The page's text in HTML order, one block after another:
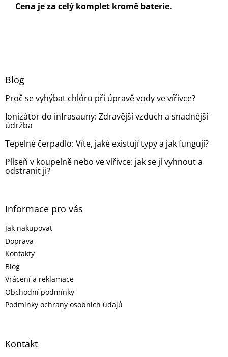
Cena je za celý komplet kromě baterie.
Z
Blog
Proč se vyhýbat chlóru při úpravě vody ve vířivce?
Ionizátor do infrasauny: Zdravější vzduch a snadnější
údržba
Tepelné čerpadlo: Víte, jaké existují typy a jak fungují?
Plíseň v koupelně nebo ve vířivce: jak se jí vyhnout a
odstranit ji?
Informace pro vás
Jak nakupovat
Doprava
Kontakty
Blog
Vrácení a reklamace
Obchodní podmínky
Podmínky ochrany osobních údajů
Kontakt